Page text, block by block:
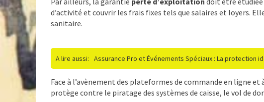
d’activité et couvrir les frais fixes tels que salaires et loyers.
sanitaire.
A lire aussi: Assurance Pro et Événements Spéciaux : La protection
Face à l’avènement des plateformes de commande en ligne
protège contre le piratage des systèmes de caisse, le vol de